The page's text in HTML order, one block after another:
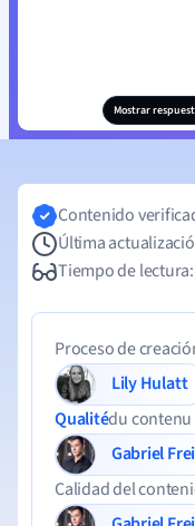
Mostrar
Contenido
Última
Tiempo de
Proceso de
Lily Hulatt
Qualitédu
Gabriel
Calidad del